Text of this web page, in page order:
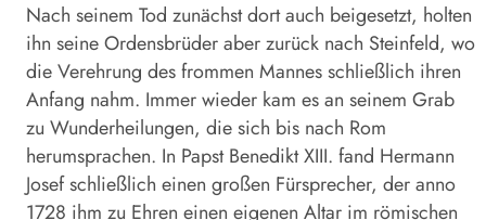
Nach seinem Tod zunächst dort auch beigesetzt, holten
ihn seine Ordensbrüder aber zurück nach Steinfeld, wo
die Verehrung des frommen Mannes schließlich ihren
Anfang nahm. Immer wieder kam es an seinem Grab
zu Wunderheilungen, die sich bis nach Rom
herumsprachen. In Papst Benedikt XIII. fand Hermann
Josef schließlich einen großen Fürsprecher, der anno
1728 ihm zu Ehren einen eigenen Altar im römischen